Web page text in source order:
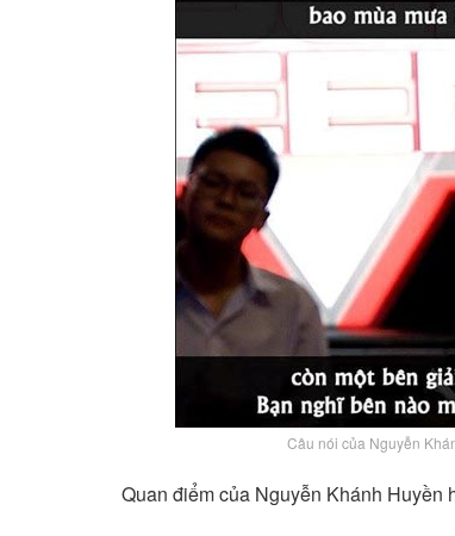
Câu nói của Nguyễn
Quan điểm của Nguyễn Khánh Huyền